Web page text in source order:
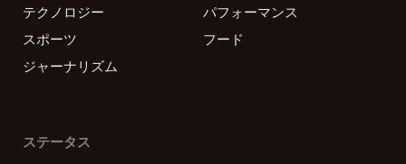
テクノロジー
パフォーマンス
スポーツ
フード
ジャーナリズム
ステータス